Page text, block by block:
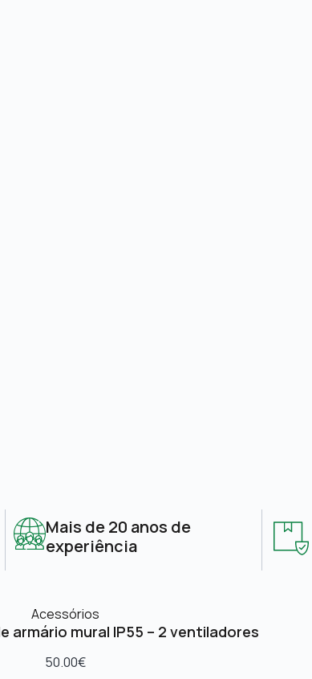
Mais de 20 anos de
experiência
Acessórios
armário mural IP55 – 2 ventiladores
50.00€